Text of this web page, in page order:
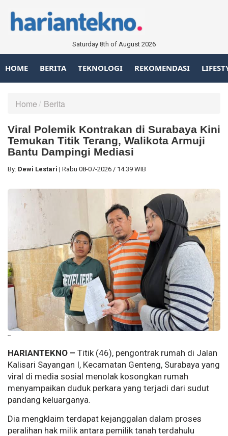
Saturday 8th of August 2026
HOME BERITA TEKNOLOGI REKOMENDASI
Home Berita
Viral Polemik Kontrakan di Surabaya Kini
Temukan Titik Terang, Walikota Armuji
Bantu Dampingi Mediasi
By: Dewi Lestari | Rabu 08-07-2026 / 14:39 WIB
--
HARIANTEKNO – Titik (46), pengontrak rumah di Jalan
Kalisari Sayangan I, Kecamatan Genteng, Surabaya yang
viral di media sosial menolak kosongkan rumah
menyampaikan duduk perkara yang terjadi dari sudut
pandang keluarganya.
Dia mengklaim terdapat kejanggalan dalam proses
peralihan hak milik antara pemilik tanah terdahulu